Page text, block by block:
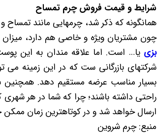
شرایط و قیمت فروش چرم تمساح
همانگونه که ذکر شد، چرمهایی مانند
چون مشتریان ویژه و خاصی هم دارد، میزان
بزی یا… است. اما علاقه مندان به این
شرکتهای بازرگانی ست که در این زمینه می
بسیار مناسب عرضه مستقیم دهد. همچنین
راحتی داشته باشند؛ چرا که شما در هر
ارسال خواهد شد و در کوتاهترین زمان
منبع: چرم شروین